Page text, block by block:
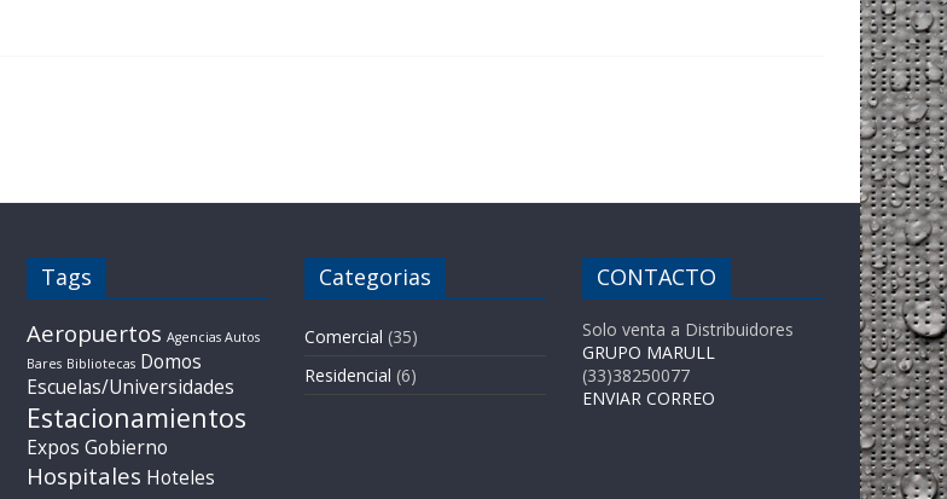
Tags
Aeropuertos Agencias Autos
Bares Bibliotecas Domos
Escuelas/Universidades
Estacionamientos
Expos Gobierno
Hospitales Hoteles
Categorias
Comercial (35)
Residencial (6)
CONTACTO
Solo venta a Distribuidores
GRUPO MARULL
(33)38250077
ENVIAR CORREO